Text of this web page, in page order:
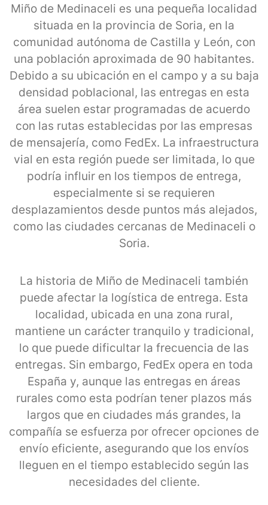
Miño de Medinaceli es una pequeña localidad
situada en la provincia de Soria, en la
comunidad autónoma de Castilla y León, con
una población aproximada de 90 habitantes.
Debido a su ubicación en el campo y a su baja
densidad poblacional, las entregas en esta
área suelen estar programadas de acuerdo
con las rutas establecidas por las empresas
de mensajería, como FedEx. La infraestructura
vial en esta región puede ser limitada, lo que
podría influir en los tiempos de entrega,
especialmente si se requieren
desplazamientos desde puntos más alejados,
como las ciudades cercanas de Medinaceli o
Soria.
La historia de Miño de Medinaceli también
puede afectar la logística de entrega. Esta
localidad, ubicada en una zona rural,
mantiene un carácter tranquilo y tradicional,
lo que puede dificultar la frecuencia de las
entregas. Sin embargo, FedEx opera en toda
España y, aunque las entregas en áreas
rurales como esta podrían tener plazos más
largos que en ciudades más grandes, la
compañía se esfuerza por ofrecer opciones de
envío eficiente, asegurando que los envíos
lleguen en el tiempo establecido según las
necesidades del cliente.